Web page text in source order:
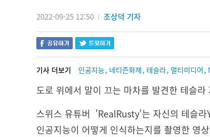
2022-09-25 12:50 | 조상덕 기자
기사 더보기 인공지능, 네티즌화제, 테슬라, 멀티미디어,
도로 위에서 말이 끄는 마차를 발견한 테슬
스위스 유튜버 'RealRusty'는 자신의 테슬라
인공지능이 어떻게 인식하는지를 촬영한 영